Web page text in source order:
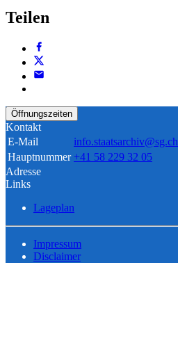
Teilen
Öffnungszeiten
Kontakt
E-Mail
info.staatsarchiv@sg.ch
Hauptnummer +41 58 229 32 05
Adresse
Links
Lageplan
Impressum
Disclaimer